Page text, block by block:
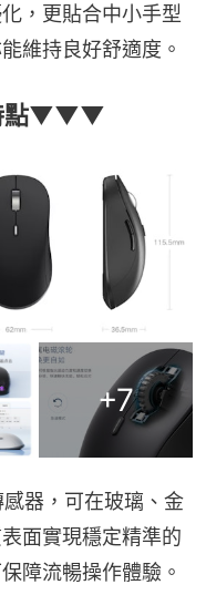
，更貼合中小手型
維持良好舒適度。
點▼▼▼
+7
器，可在玻璃、金
面實現穩定精準的
障流暢操作體驗。